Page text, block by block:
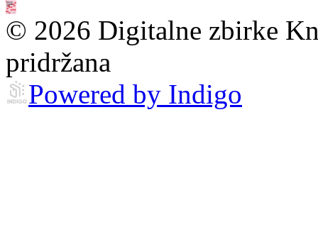
© 2026 Digitalne zbirke
pridržana
Powered by Indigo